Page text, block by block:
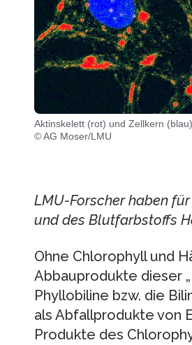
Aktinskelett (rot) und Zellkern (blau)
© AG Moser/LMU
LMU-Forscher haben
und des Blutfarbstoffs
Ohne Chlorophyll und
Abbauprodukte dieser
Phyllobiline bzw. die
als Abfallprodukte von
Produkte des